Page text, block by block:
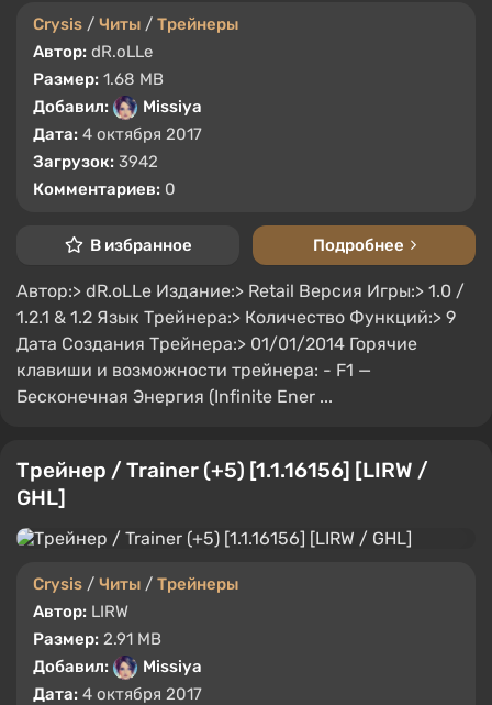
Crysis / Читы / Трейнеры
Автор: dR.oLLe
Размер: 1.68 MB
Добавил:
Missiya
Дата: 4 октября 2017
Загрузок: 3942
Комментариев: 0
В избранное Подробнее
Автор:> dR.oLLe Издание:> Retail Версия Игры:> 1.0 /
1.2.1 & 1.2 Язык Трейнера:> Количество Функций:> 9
Дата Создания Трейнера:> 01/01/2014 Горячие
клавиши и возможности трейнера: - F1 —
Бесконечная Энергия (Infinite Ener ...
Трейнер / Trainer (+5) [1.1.16156] [LIRW /
GHL]
Crysis / Читы / Трейнеры
Автор: LIRW
Размер: 2.91 MB
Добавил:
Missiya
Дата: 4 октября 2017